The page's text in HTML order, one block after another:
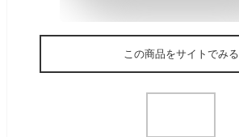
この商品をサイトでみる